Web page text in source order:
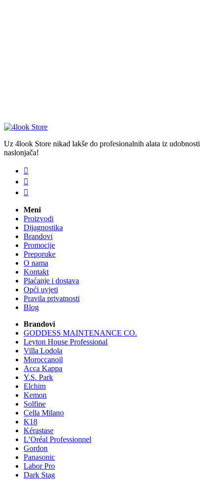
Uz 4look Store nikad lakše do profesionalnih alata iz udobnosti
naslonjača!



Meni
Proizvodi
Dijagnostika
Brandovi
Promocije
Preporuke
O nama
Kontakt
Plaćanje i dostava
Opći uvjeti
Pravila privatnosti
Blog
Brandovi
GODDESS MAINTENANCE CO.
Leyton House Professional
Villa Lodola
Moroccanoil
Acca Kappa
Y.S. Park
Elchim
Kemon
Solfine
Cella Milano
K18
Kérastase
L’Oréal Professionnel
Gordon
Panasonic
Labor Pro
Dark Stag